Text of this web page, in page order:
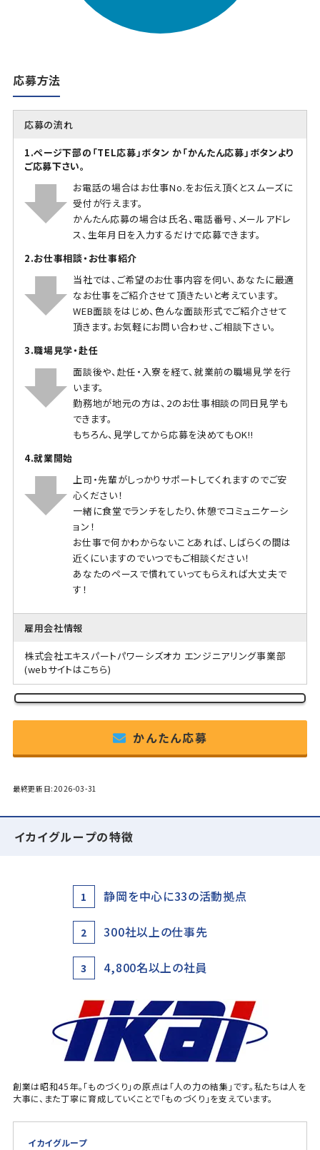
応募方法
応募の流れ
1.ページ下部の「TEL応募」ボタン か「かんたん応募」ボタンより
ご応募下さい。
お電話の場合はお仕事No.をお伝え頂くとスムーズに
受付が行えます。
かんたん応募の場合は氏名、電話番号、メールアドレ
ス、生年月日を入力するだけで応募できます。
2.お仕事相談・お仕事紹介
当社では、ご希望のお仕事内容を伺い、あなたに最適
なお仕事をご紹介させて頂きたいと考えています。
WEB面談をはじめ、色んな面談形式でご紹介させて
頂きます。お気軽にお問い合わせ、ご相談下さい。
3.職場見学・赴任
面談後や、赴任・入寮を経て、就業前の職場見学を行
います。
勤務地が地元の方は、2のお仕事相談の同日見学も
できます。
もちろん、見学してから応募を決めてもOK!!
4.就業開始
上司・先輩がしっかりサポートしてくれますのでご安
心ください！
一緒に食堂でランチをしたり、休憩でコミュニケーシ
ョン！
お仕事で何かわからないことあれば、しばらくの間は
近くにいますのでいつでもご相談ください！
あなたのペースで慣れていってもらえれば大丈夫で
す！
雇用会社情報
株式会社エキスパートパワーシズオカ エンジニアリング事業部
(webサイトはこちら)
かんたん応募
最終更新日:2026-03-31
イカイグループの特徴
1 静岡を中心に33の活動拠点
2 300社以上の仕事先
3 4,800名以上の社員
創業は昭和45年。「ものづくり」の原点は「人の力の結集」です。私たちは人を
大事に、また丁寧に育成していくことで「ものづくり」を支えています。
イカイグループ